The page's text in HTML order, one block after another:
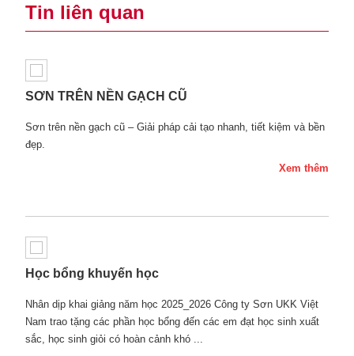
Tin liên quan
SƠN TRÊN NỀN GẠCH CŨ
Sơn trên nền gạch cũ – Giải pháp cải tạo nhanh, tiết kiệm và bền
đẹp.
Xem thêm
Học bổng khuyến học
Nhân dịp khai giảng năm học 2025_2026 Công ty Sơn UKK Việt
Nam trao tặng các phần học bổng đến các em đạt học sinh xuất
sắc, học sinh giỏi có hoàn cảnh khó ...